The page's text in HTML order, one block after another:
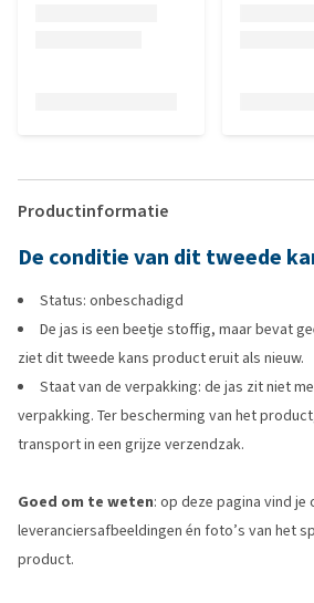
Productinformatie
De conditie van dit tweede
Status: onbeschadigd
De jas is een beetje stoffig, maar bevat
ziet dit tweede kans product eruit als nieuw.
Staat van de verpakking: de jas zit niet
verpakking. Ter bescherming van het
transport in een grijze verzendzak.
Goed om te weten: op deze pagina vind je
leveranciersafbeeldingen én foto’s van het
product.